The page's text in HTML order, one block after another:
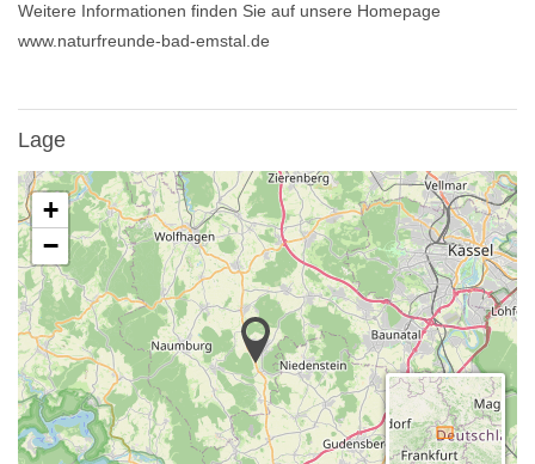
Weitere Informationen finden Sie auf unsere Homepage
www.naturfreunde-bad-emstal.de
Lage
+
−